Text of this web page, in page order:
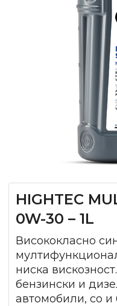
HIGHTEC
0W-30 – 1L
Висококласно
ниска
бензински и
автомобили, со и